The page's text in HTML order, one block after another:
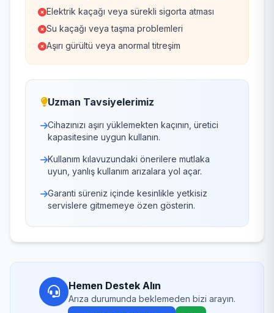
Elektrik kaçağı veya sürekli sigorta atması
Su kaçağı veya taşma problemleri
Aşırı gürültü veya anormal titreşim
Uzman Tavsiyelerimiz
Cihazınızı aşırı yüklemekten kaçının, üretici
kapasitesine uygun kullanın.
Kullanım kılavuzundaki önerilere mutlaka
uyun, yanlış kullanım arızalara yol açar.
Garanti süreniz içinde kesinlikle yetkisiz
servislere gitmemeye özen gösterin.
Hemen Destek Alın
Arıza durumunda beklemeden bizi arayın.